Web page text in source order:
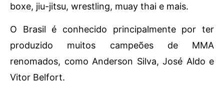
boxe, jiu-jitsu, wrestling, muay thai e mais.
O Brasil é conhecido principalmente por ter
produzido muitos campeões de MMA
renomados, como Anderson Silva, José Aldo e
Vitor Belfort.